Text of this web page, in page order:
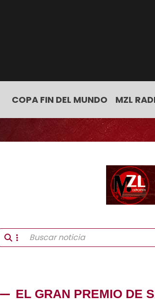
COPA FIN DEL MUNDO MZL
EL GRAN PREMIO DE